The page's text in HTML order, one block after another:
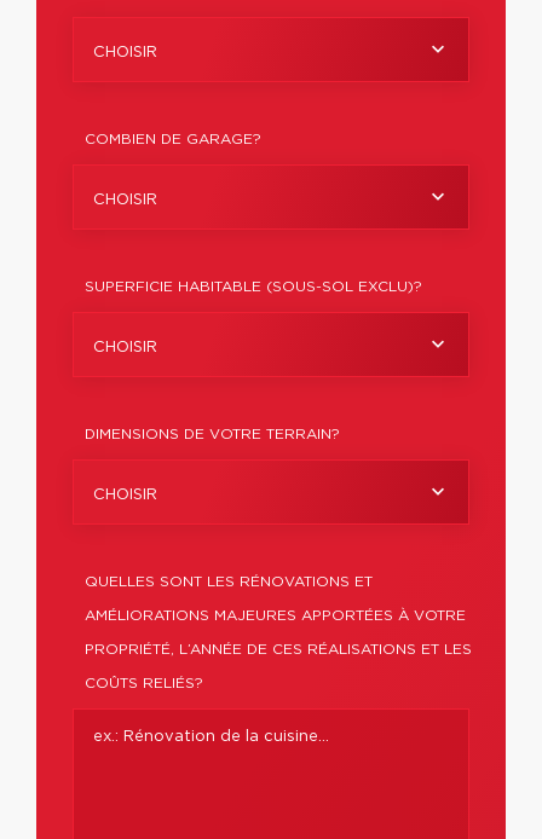
CHOISIR
COMBIEN DE GARAGE?
CHOISIR
SUPERFICIE HABITABLE (SOUS-SOL EXCLU)?
CHOISIR
DIMENSIONS DE VOTRE TERRAIN?
CHOISIR
QUELLES SONT LES RÉNOVATIONS ET
AMÉLIORATIONS MAJEURES APPORTÉES À VOTRE
PROPRIÉTÉ, L’ANNÉE DE CES RÉALISATIONS ET LES
COÛTS RELIÉS?